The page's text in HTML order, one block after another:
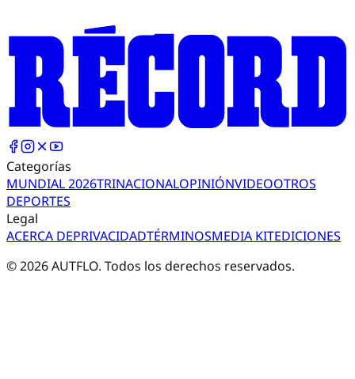
Categorías
MUNDIAL 2026TRINACIONALOPINIÓNVIDEOOTROS
DEPORTES
Legal
ACERCA DEPRIVACIDADTÉRMINOSMEDIA KITEDICIONES
©2026AUTFLO. Todos los derechos reservados.